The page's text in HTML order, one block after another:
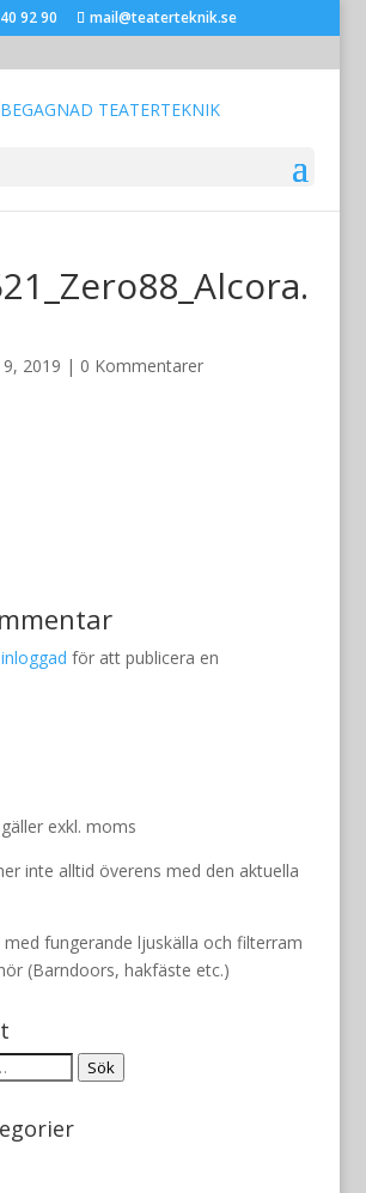
92 90 mail@teaterteknik.se
2019 | 0 Kommentarer
inloggad för att publicera en
exkl. moms
inte alltid överens med den aktuella
fungerande ljuskälla och filterram
(Barndoors, hakfäste etc.)
Sök